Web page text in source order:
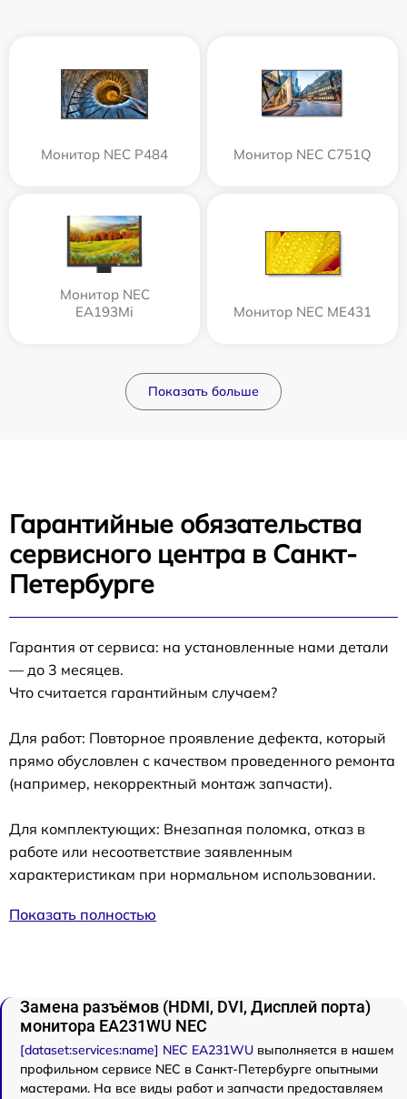
Монитор NEC P484 Монитор NEC C751Q
Монитор NEC
EA193Mi
Монитор NEC ME431
Показать больше
Гарантийные обязательства
сервисного центра в Санкт-
Петербурге
Гарантия от сервиса: на установленные нами детали
— до 3 месяцев.
Что считается гарантийным случаем?
Для работ: Повторное проявление дефекта, который
прямо обусловлен с качеством проведенного ремонта
(например, некорректный монтаж запчасти).
Для комплектующих: Внезапная поломка, отказ в
работе или несоответствие заявленным
характеристикам при нормальном использовании.
Показать полностью
Замена разъёмов (HDMI, DVI, Дисплей порта)
монитора EA231WU NEC
[dataset:services:name] NEC EA231WU выполняется в нашем
профильном сервисе NEC в Санкт-Петербурге опытными
мастерами. На все виды работ и запчасти предоставляем